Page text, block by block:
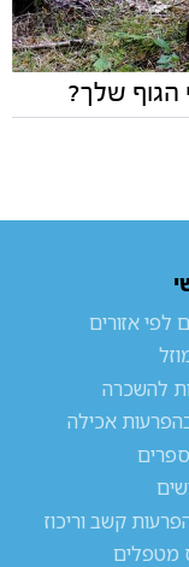
הגוף שלך?
לפי אזורים
להשכרה
אכילה
קשב וריכוז
מטפלים